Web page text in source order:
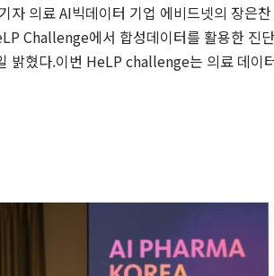
의료 AI빅데이터 기업 에비드넷의 장은
Challenge에서 합성데이터를 활용한 진
밝혔다.이번 HeLP challenge는 의료 데이